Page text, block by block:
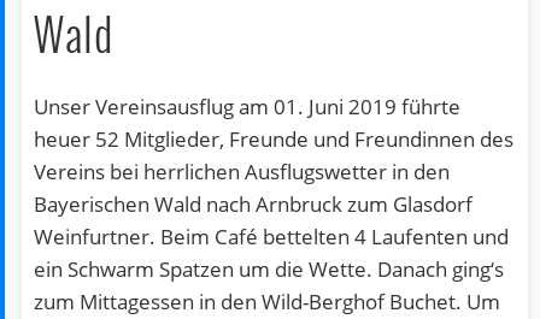
Wald
Unser Vereinsausflug am 01. Juni 2019 führte
heuer 52 Mitglieder, Freunde und Freundinnen des
Vereins bei herrlichen Ausflugswetter in den
Bayerischen Wald nach Arnbruck zum Glasdorf
Weinfurtner. Beim Café bettelten 4 Laufenten und
ein Schwarm Spatzen um die Wette. Danach ging‘s
zum Mittagessen in den Wild-Berghof Buchet. Um